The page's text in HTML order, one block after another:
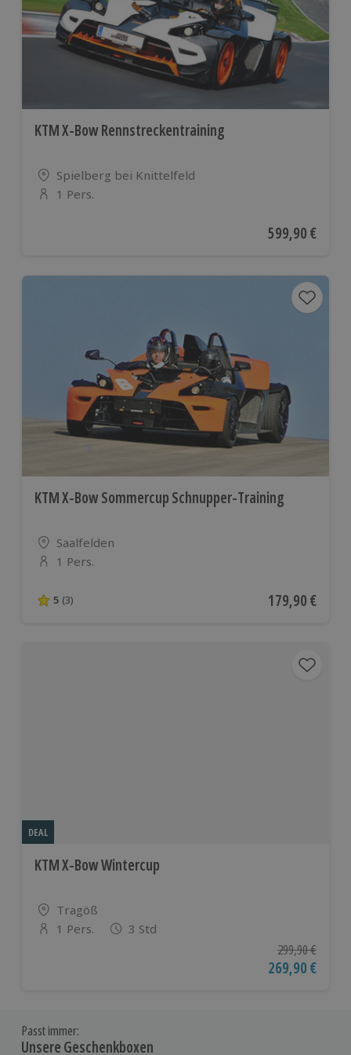
KTM X-Bow Rennstreckentraining
Standort
Spielberg bei Knittelfeld
Anzahl der Teilnehmer
1 Pers.
Aktueller Preis
599,90 €
KTM X-Bow Sommercup Schnupper-Training
Standort
Saalfelden
Anzahl der Teilnehmer
1 Pers.
5 von 5 Sternen basierend auf 3 Bewertungen
5 (3) Aktueller Preis
179,90 €
DEAL
KTM X-Bow Wintercup
Standort
Tragöß
Anzahl der Teilnehmer
1 Pers. 3 Std
Ursprünglicher
299,90 €
Aktueller Preis
269,90 €
Passt immer:
Unsere Geschenkboxen